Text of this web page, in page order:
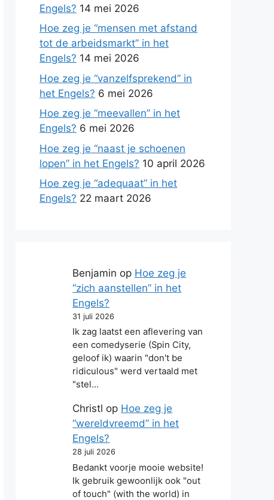
Engels? 14 mei 2026
Hoe zeg je “mensen met afstand
tot de arbeidsmarkt” in het
Engels? 14 mei 2026
Hoe zeg je “vanzelfsprekend” in
het Engels? 6 mei 2026
Hoe zeg je “meevallen” in het
Engels? 6 mei 2026
Hoe zeg je “naast je schoenen
lopen” in het Engels? 10 april 2026
Hoe zeg je “adequaat” in het
Engels? 22 maart 2026
Benjamin op Hoe zeg je
“zich aanstellen” in het
Engels?
31 juli 2026
Ik zag laatst een aflevering van
een comedyserie (Spin City,
geloof ik) waarin "don't be
ridiculous" werd vertaald met
"stel…
Christl op Hoe zeg je
“wereldvreemd” in het
Engels?
28 juli 2026
Bedankt voorje mooie website!
Ik gebruik gewoonlijk ook "out
of touch" (with the world) in